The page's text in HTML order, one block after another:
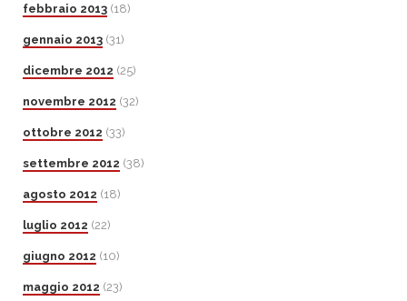
febbraio 2013 (18)
gennaio 2013 (31)
dicembre 2012 (25)
novembre 2012 (32)
ottobre 2012 (33)
settembre 2012 (38)
agosto 2012 (18)
luglio 2012 (22)
giugno 2012 (10)
maggio 2012 (23)